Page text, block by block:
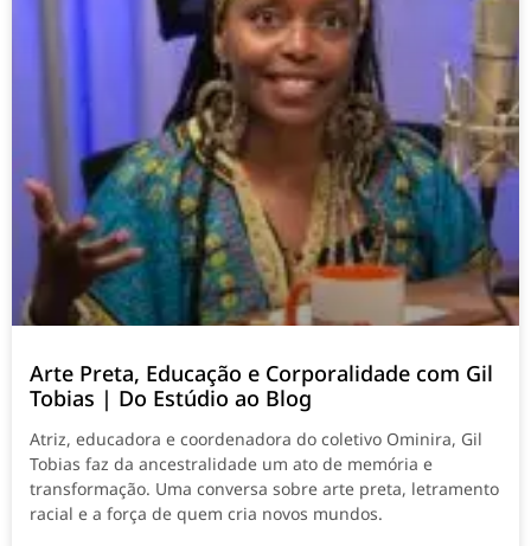
Arte Preta, Educação e Corporalidade com Gil
Tobias | Do Estúdio ao Blog
Atriz, educadora e coordenadora do coletivo Ominira, Gil
Tobias faz da ancestralidade um ato de memória e
transformação. Uma conversa sobre arte preta, letramento
racial e a força de quem cria novos mundos.